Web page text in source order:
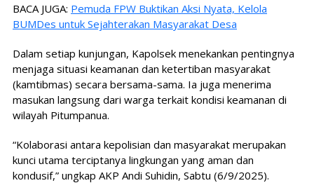
BACA JUGA: Pemuda FPW Buktikan Aksi Nyata, Kelola
BUMDes untuk Sejahterakan Masyarakat Desa
Dalam setiap kunjungan, Kapolsek menekankan pentingnya
menjaga situasi keamanan dan ketertiban masyarakat
(kamtibmas) secara bersama-sama. Ia juga menerima
masukan langsung dari warga terkait kondisi keamanan di
wilayah Pitumpanua.
“Kolaborasi antara kepolisian dan masyarakat merupakan
kunci utama terciptanya lingkungan yang aman dan
kondusif,” ungkap AKP Andi Suhidin, Sabtu (6/9/2025).